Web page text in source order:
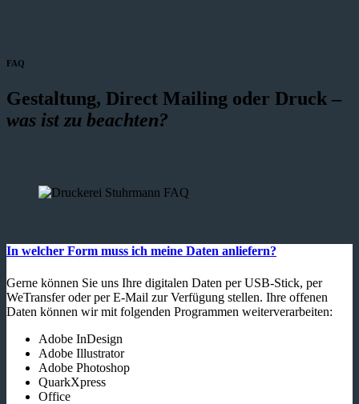
FAQ
Gestaltung, Direct Mailing oder Druck –
was ist zu beachten?
In welcher Form muss ich meine Daten anliefern?
Gerne können Sie uns Ihre digitalen Daten per USB-Stick, per
WeTransfer oder per E-Mail zur Verfügung stellen. Ihre offenen
Daten können wir mit folgenden Programmen weiterverarbeiten:
Adobe InDesign
Adobe Illustrator
Adobe Photoshop
QuarkXpress
Office